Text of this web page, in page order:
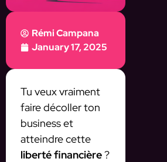
Rémi Campana
January 17, 2025
Tu veux vraiment
faire décoller ton
business et
atteindre cette
liberté financière?